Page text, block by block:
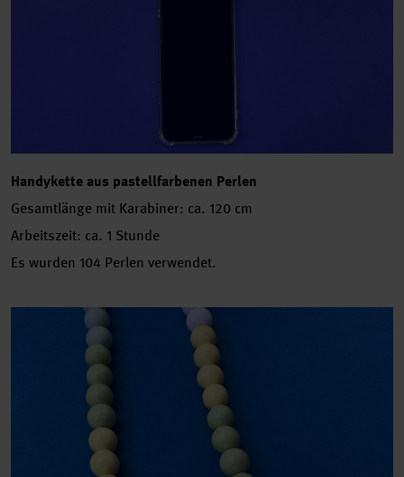
Handykette aus pastellfarbenen Perlen
Gesamtlänge mit Karabiner: ca. 120 cm
Arbeitszeit: ca. 1 Stunde
Es wurden 104 Perlen verwendet.